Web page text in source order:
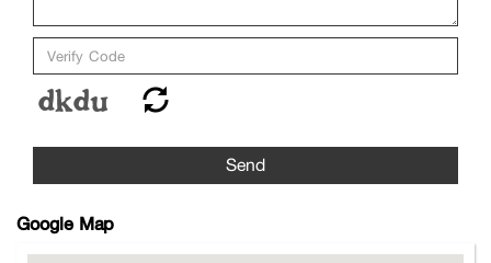
Send
Google Map